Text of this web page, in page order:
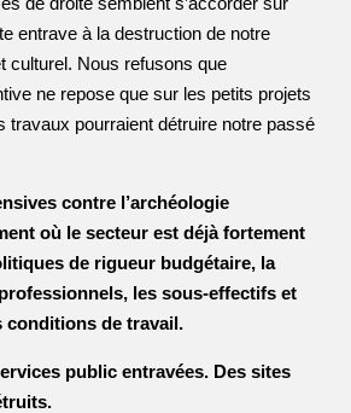
entrave à la destruction de notre
culturel. Nous refusons que
ne repose que sur les petits projets
travaux pourraient détruire notre passé
contre l’archéologie
où le secteur est déjà fortement
de rigueur budgétaire, la
les sous-effectifs et
conditions de travail.
public entravées. Des sites